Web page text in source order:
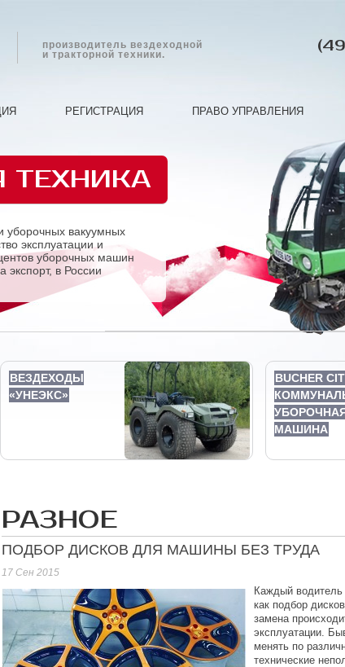
производитель вездеходной
и тракторной техники.
РЕГИСТРАЦИЯ ПРАВО УПРАВЛЕНИЯ
уборочных вакуумных
эксплуатации и
уборочных машин
экспорт, в России
ВЕЗДЕХОДЫ
«УНЕЭКС»
BUCHER
МАШИНА
РАЗНОЕ
ПОДБОР ДИСКОВ ДЛЯ МАШИНЫ БЕЗ ТРУДА
17 Сен 2015
Каждый водитель
как подбор
замена
эксплуатации.
менять по
технические